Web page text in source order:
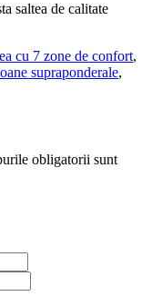
saltea de calitate
cu 7 zone de confort,
supraponderale,
obligatorii sunt